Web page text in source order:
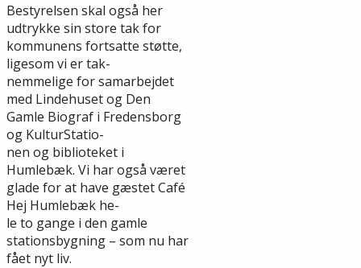
Bestyrelsen skal også her
udtrykke sin store tak for
kommunens fortsatte støtte,
ligesom vi er tak-
nemmelige for samarbejdet
med Lindehuset og Den
Gamle Biograf i Fredensborg
og KulturStatio-
nen og biblioteket i
Humlebæk. Vi har også været
glade for at have gæstet Café
Hej Humlebæk he-
le to gange i den gamle
stationsbygning – som nu har
fået nyt liv.